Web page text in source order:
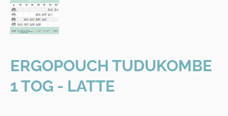
ERGOPOUCH TUDUKOMBE
1 TOG - LATTE